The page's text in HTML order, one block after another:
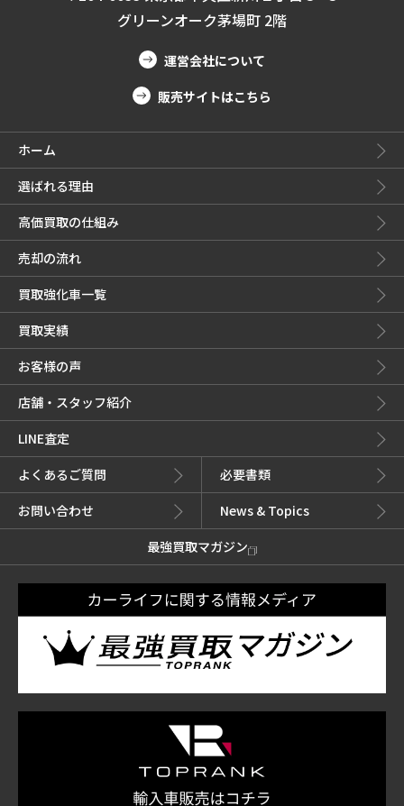
グリーンオーク茅場町 2階
運営会社について
販売サイトはこちら
ホーム
選ばれる理由
高価買取の仕組み
売却の流れ
買取強化車一覧
買取実績
お客様の声
店舗・スタッフ紹介
LINE査定
よくあるご質問
必要書類
お問い合わせ
News & Topics
最強買取マガジン